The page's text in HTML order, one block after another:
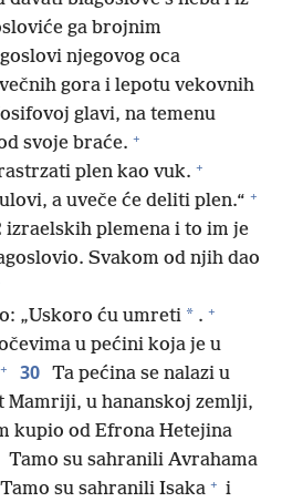
ga brojnim
njegovog oca
gora i lepotu vekovnih
glavi, na temenu
svoje braće. +
plen kao vuk. +
a uveče će deliti plen.“ +
izraelskih plemena i to im je
Svakom od njih dao
„Uskoro ću umreti * . +
u pećini koja je u
+ 30 Ta pećina se nalazi u
Mamriji, u hananskoj zemlji,
kupio od Efrona Hetejina
Tamo su sahranili Avrahama
Tamo su sahranili Isaka + i